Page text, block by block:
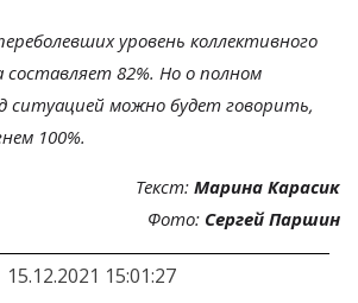
уровень коллективного
82%. Но о полном
ситуацией можно будет говорить,
100%.
Текст: Марина Карасик
Фото: Сергей Паршин
15.12.2021 15:01:27